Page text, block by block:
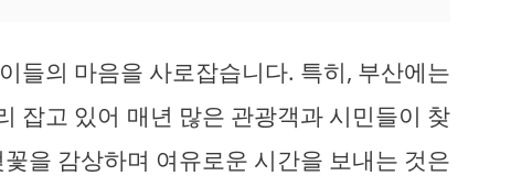
들의 마음을 사로잡습니다. 특히, 부산에는
잡고 있어 매년 많은 관광객과 시민들이 찾
을 감상하며 여유로운 시간을 보내는 것은